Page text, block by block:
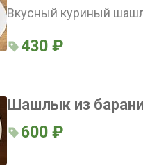
Вкусный куриный
430 ₽
Шашлык из
600 ₽